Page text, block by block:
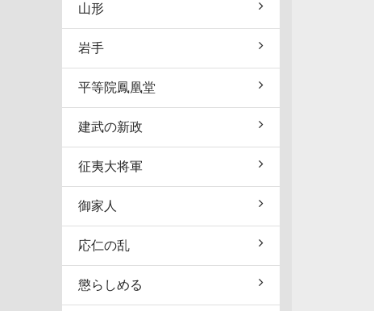
山形
岩手
平等院鳳凰堂
建武の新政
征夷大将軍
御家人
応仁の乱
懲らしめる